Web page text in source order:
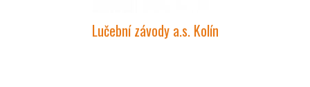
Lučební závody a.s. Kolín